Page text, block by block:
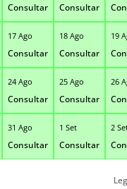
Consultar Consultar
17 Ago
Consultar
18 Ago
Consultar
19
24 Ago
Consultar
25 Ago
Consultar
26
31 Ago
Consultar
1 Set
Consultar
2